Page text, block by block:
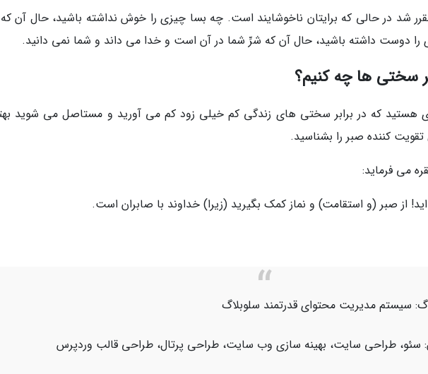
شد در حالی که برایتان ناخوشایند است. چه بسا چیزی را خوش نداشته باشید، حال آن
دوست داشته باشید، حال آن که شرِّ شما در آن است و خدا می داند و شما نمی دانید.
سختی ها چه کنیم؟
هستید که در برابر سختی های زندگی کم خیلی زود کم می آورید و مستاصل می شوید
کننده صبر را بشناسید.
از صبر (و استقامت) و نماز کمک بگیرید (زیرا) خداوند با صابران است.
سیستم مدیریت محتوای قدرتمند سلوبلاگ
سئو، طراحی سایت، بهینه سازی وب سایت، طراحی پرتال، طراحی قالب وردپرس